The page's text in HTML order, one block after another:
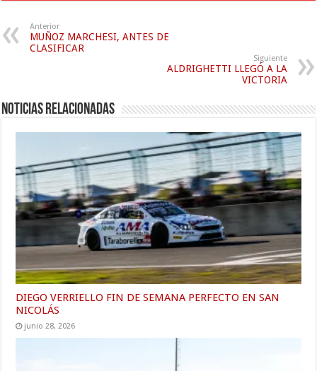
Anterior
MUÑOZ MARCHESI, ANTES DE
CLASIFICAR
Siguiente
ALDRIGHETTI LLEGÓ A LA
VICTORIA
Noticias relacionadas
DIEGO VERRIELLO FIN DE SEMANA PERFECTO EN SAN
NICOLÁS
junio 28, 2026